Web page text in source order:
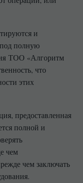
и
полную
ТОО «Алгоритм
что
этих
предоставленная
полной и
чем
чем заключать